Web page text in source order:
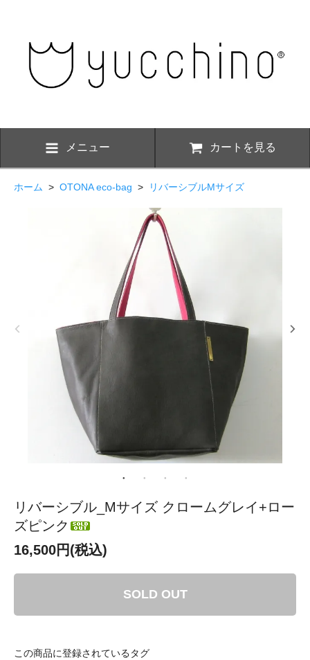
メニュー カートを見る
ホーム > OTONA eco-bag > リバーシブルMサイズ
リバーシブル_Mサイズ クロームグレイ+ロー
ズピンク
16,500円(税込)
SOLD OUT
この商品に登録されているタグ